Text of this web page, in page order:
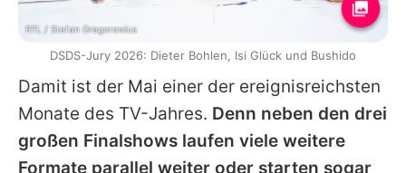
Damit ist der Mai einer der ereignisreichsten
Monate des TV-Jahres. Denn neben den drei
großen Finalshows laufen viele weitere
Formate parallel weiter oder starten sogar
RTL / Stefan Gregorowius
DSDS-Jury 2026: Dieter Bohlen, Isi Glück und Bushido